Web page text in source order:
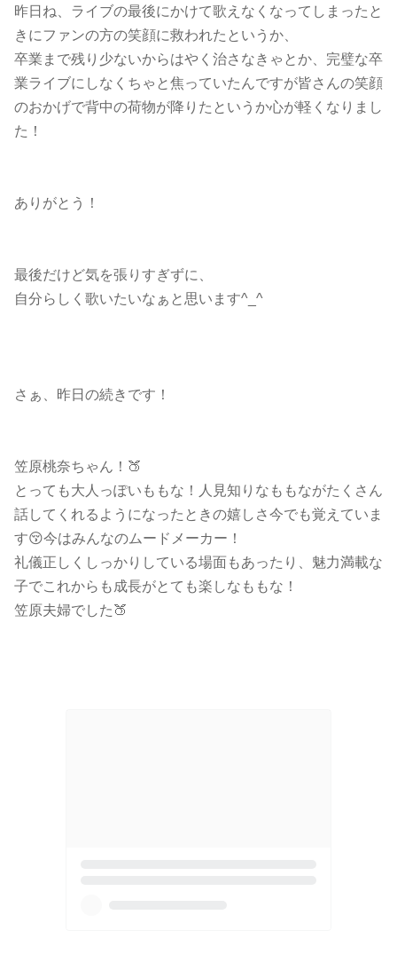
昨日ね、ライブの最後にかけて歌えなくなってしまったと
きにファンの方の笑顔に救われたというか、
卒業まで残り少ないからはやく治さなきゃとか、完璧な卒
業ライブにしなくちゃと焦っていたんですが皆さんの笑顔
のおかげで背中の荷物が降りたというか心が軽くなりまし
た！
ありがとう！
最後だけど気を張りすぎずに、
自分らしく歌いたいなぁと思います^_^
さぁ、昨日の続きです！
笠原桃奈ちゃん！🍑
とっても大人っぽいももな！人見知りなももながたくさん
話してくれるようになったときの嬉しさ今でも覚えていま
す😚今はみんなのムードメーカー！
礼儀正しくしっかりしている場面もあったり、魅力満載な
子でこれからも成長がとても楽しなももな！
笠原夫婦でした🍑